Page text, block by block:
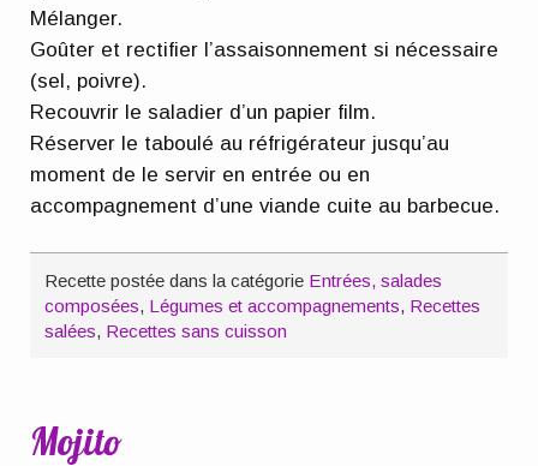
Mélanger.
Goûter et rectifier l’assaisonnement si nécessaire
(sel, poivre).
Recouvrir le saladier d’un papier film.
Réserver le taboulé au réfrigérateur jusqu’au
moment de le servir en entrée ou en
accompagnement d’une viande cuite au barbecue.
Recette postée dans la catégorie Entrées, salades
composées, Légumes et accompagnements, Recettes
salées, Recettes sans cuisson
Mojito